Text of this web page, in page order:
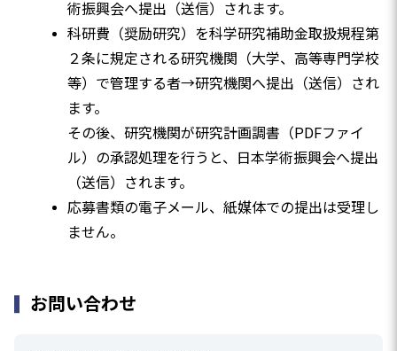
術振興会へ提出（送信）されます。
科研費（奨励研究）を科学研究補助金取扱規程第
２条に規定される研究機関（大学、高等専門学校
等）で管理する者→研究機関へ提出（送信）され
ます。
その後、研究機関が研究計画調書（PDFファイ
ル）の承認処理を行うと、日本学術振興会へ提出
（送信）されます。
応募書類の電子メール、紙媒体での提出は受理し
ません。
お問い合わせ